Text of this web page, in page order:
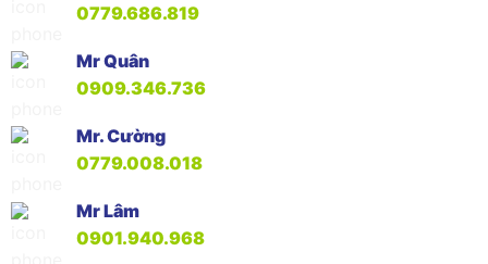
0779.686.819
Mr Quân
0909.346.736
Mr. Cường
0779.008.018
Mr Lâm
0901.940.968